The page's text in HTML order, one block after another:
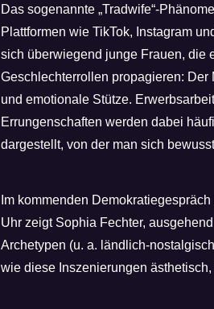
Das sogenannte „Tradwife“-
Plattformen wie TikTok, Instagram
sich überwiegend junge Frauen, die
Geschlechterrollen propagieren: Der
und emotionale Stütze.
Errungenschaften werden dabei
dargestellt, von der man sich
Im kommenden
Uhr zeigt Sophia Fechter,
Archetypen (u. a. ländlich-
wie diese Inszenierungen